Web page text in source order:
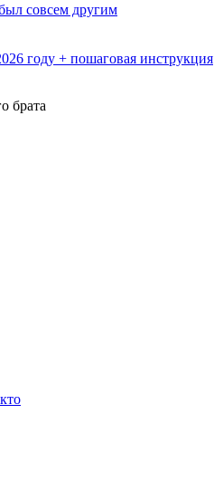
совсем другим
году + пошаговая инструкция
брата